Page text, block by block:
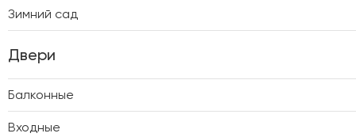
Зимний сад
Двери
Балконные
Входные